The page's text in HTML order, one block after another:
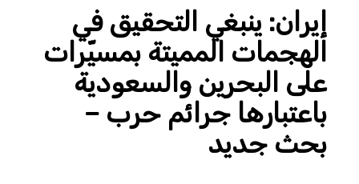
إيران: ينبغي التحقيق في
الهجمات المميتة بمسيّرات
على البحرين والسعودية
باعتبارها جرائم حرب –
بحث جديد